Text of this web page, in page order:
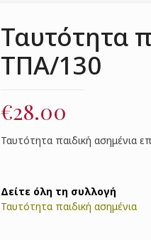
Ταυτότητα
ΤΠΑ/130
€28.00
Ταυτότητα παιδική ασημένια
Δείτε όλη τη συλλογή
Ταυτότητα παιδική ασημένια